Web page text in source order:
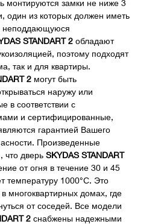
монтируются замки не ниже 3
один из которых должен иметь
неподдающуюся
STANDART 2 обладают
поэтому подходят
так и для квартиры.
2 могут быть
наружу или
в соответствии с
и сертифицированные,
гарантией Вашего
Произведенные
что дверь SKYDAS STANDART
от огня в течение 30 и 45
температуру 1000°С. Это
многоквартирных домах, где
от соседей. Все модели
2 снабжены надежными